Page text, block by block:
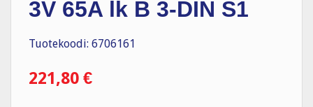
3V 65A lk B 3-DIN S1
Tuotekoodi: 6706161
221,80 €